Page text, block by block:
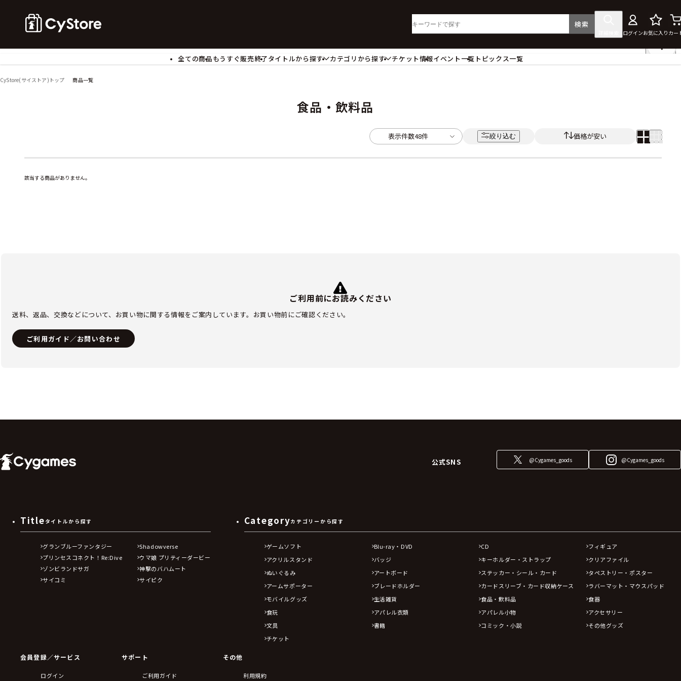
検索
ログインお気に入り カー
全ての商品もうすぐ販売終了タイトルから探す
カテゴリから探す
アクリルスタンド
カードスリーブ・カード収納ケース
アパレル小物
アクセサリー
チケット情報イベント一覧 トピックス一覧
CyStore(サイストア)トップ 商品一覧
食品・飲料品
表示件数48件 絞り込む 価格が安い
該当する商品がありません。
ご利用前にお読みください
送料、返品、交換などについて、お買い物に関する情報をご案内しています。お買い物前にご確認ください。
ご利用ガイド／お問い合わせ
公式SNS @Cygames_goods @Cygames_goods
Title タイトルから探す
グランブルーファンタジー
Shadowverse
プリンセスコネクト！Re:Dive
ウマ娘 プリティーダービー
ゾンビランドサガ
神撃のバハムート
サイコミ
サイピク
Categoryカテゴリーから探す
ゲームソフト Blu-ray・DVD CD
フィギュア
アクリルスタンド
バッジ キーホルダー・ストラップ
クリアファイル
ぬいぐるみ
アートボード ステッカー・シール・カード
タペストリー・ポスター
アームサポーター
ブレードホルダー カードスリーブ・カード収納ケース
ラバーマット・マウスパッド
モバイルグッズ
生活雑貨 食品・飲料品
食器
食玩
アパレル衣類 アパレル小物
アクセサリー
文具
書籍 コミック・小説
その他グッズ
チケット
会員登録／サービス
ログイン
サポート
ご利用ガイド
その他
利用規約